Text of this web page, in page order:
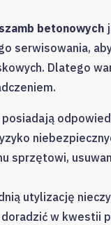
betonowych
serwisowania,
Dlatego
sprzętowi,
utylizację
doradzić w kwestii